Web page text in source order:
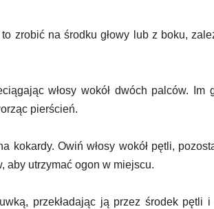
zrobić na środku głowy lub z boku,
włosy wokół dwóch palców. Im
pierścień.
kokardy. Owiń włosy wokół pętli,
aby utrzymać ogon w miejscu.
przekładając ją przez środek pętli i